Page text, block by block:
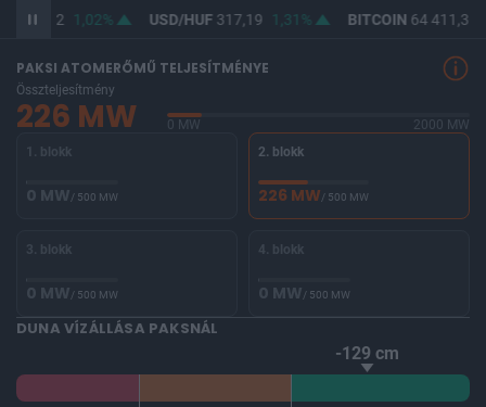
365,42 1,02% USD/HUF317,19 1,31% BITCOIN64 411,36
PAKSI ATOMERŐMŰ TELJESÍTMÉNYE
Összteljesítmény
226 MW 0 MW
2000 MW
1. blokk
0 MW/ 500 MW
2. blokk
226 MW/ 500 MW
3. blokk
0 MW/ 500 MW
4. blokk
0 MW/ 500 MW
DUNA VÍZÁLLÁSA PAKSNÁL
-129 cm